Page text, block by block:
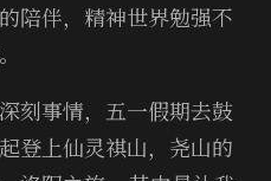
陪伴，精神世界勉强不
刻事情，五一假期去鼓
登上仙灵祺山，尧山的